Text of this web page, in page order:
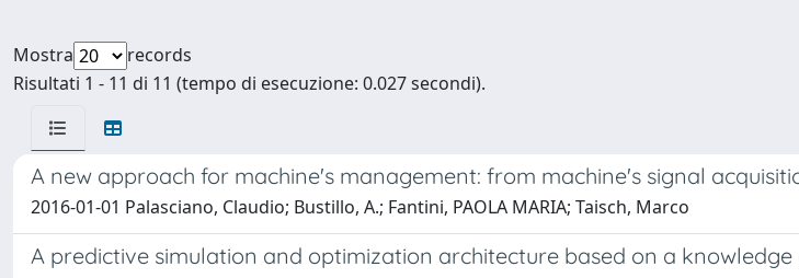
Mostra
records
Risultati 1 - 11 di 11 (tempo di esecuzione: 0.027 secondi).
A new approach for machine's management: from machine's signal
2016-01-01 Palasciano, Claudio; Bustillo, A.; Fantini, PAOLA MARIA; Taisch, Marco
A predictive simulation and optimization architecture based on a